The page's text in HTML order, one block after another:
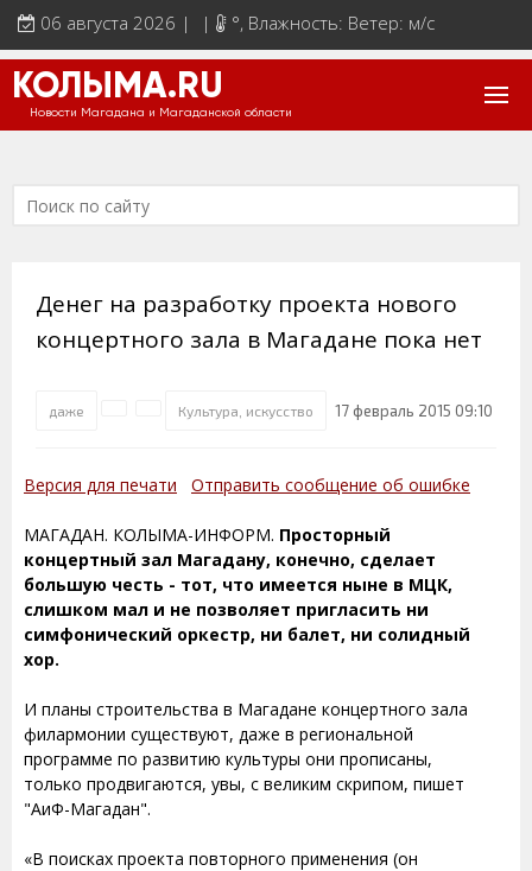
06 августа 2026 | | °, Влажность: Ветер: м/с
КОЛЫМА.RU
Новости Магадана и Магаданской области
Денег на разработку проекта нового
концертного зала в Магадане пока нет
даже Культура, искусство 17 февраль 2015 09:10
Версия для печати Отправить сообщение об ошибке
МАГАДАН. КОЛЫМА-ИНФОРМ. Просторный
концертный зал Магадану, конечно, сделает
большую честь - тот, что имеется ныне в МЦК,
слишком мал и не позволяет пригласить ни
симфонический оркестр, ни балет, ни солидный
хор.
И планы строительства в Магадане концертного зала
филармонии существуют, даже в региональной
программе по развитию культуры они прописаны,
только продвигаются, увы, с великим скрипом, пишет
"АиФ-Магадан".
«В поисках проекта повторного применения (он